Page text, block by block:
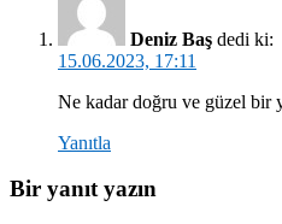
Deniz Baş dedi ki:
15.06.2023, 17:11
Ne kadar doğru ve güzel bir
Yanıtla
Bir yanıt yazın